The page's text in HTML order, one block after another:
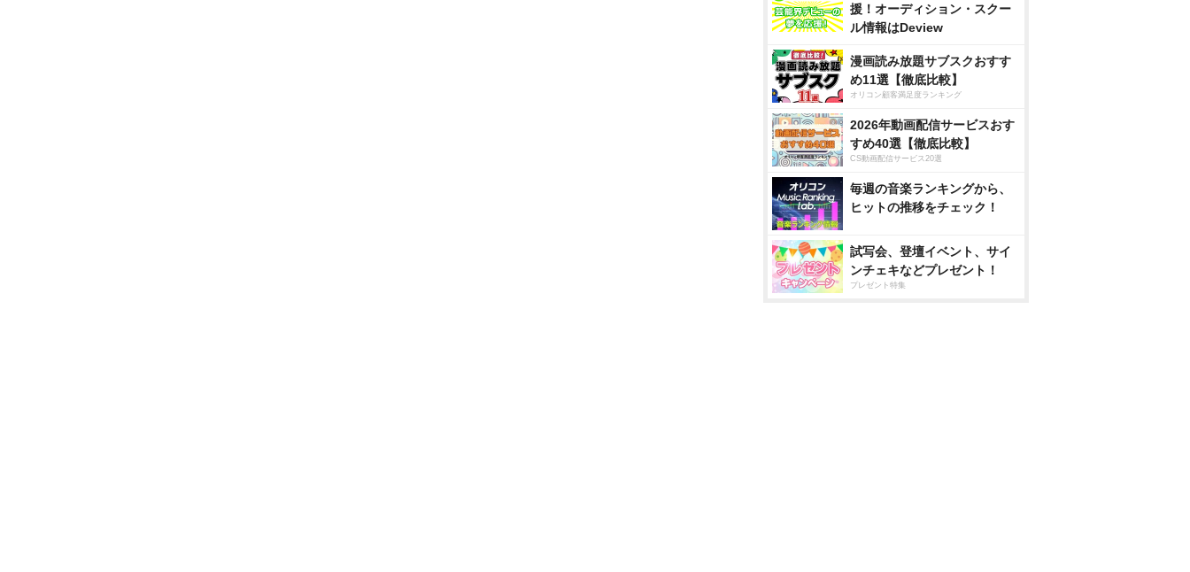
援！オーディション・スクー
ル情報はDeview
漫画読み放題サブスクおすす
め11選【徹底比較】
オリコン顧客満足度ランキング
2026年動画配信サービスおす
すめ40選【徹底比較】
CS動画配信サービス20選
毎週の音楽ランキングから、
ヒットの推移をチェック！
試写会、登壇イベント、サイ
ンチェキなどプレゼント！
プレゼント特集